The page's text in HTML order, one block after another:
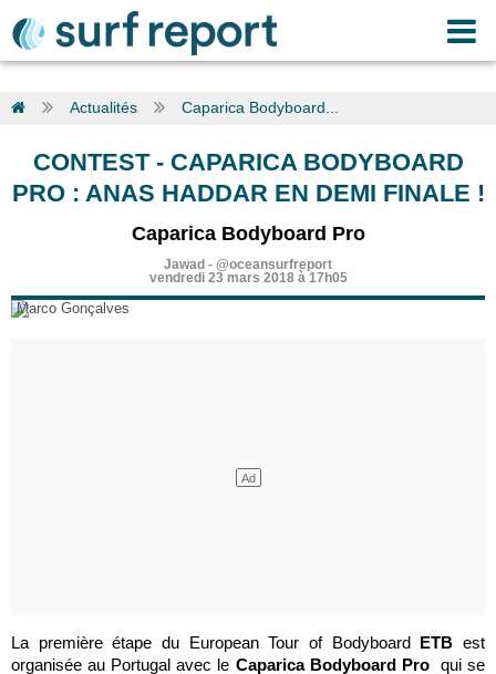
Actualités Caparica Bodyboard...
CONTEST- CAPARICA BODYBOARD
PRO : ANAS HADDAR EN DEMI FINALE !
Caparica Bodyboard Pro
Jawad - @oceansurfreport
vendredi 23 mars 2018 à 17h05
Marco Gonçalves
La première étape du European Tour of Bodyboard ETB est
organisée au Portugal avec le Caparica Bodyboard Proquise